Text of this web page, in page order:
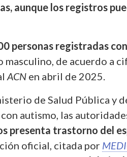
aunque los registros
personas registradas
masculino, de acuerdo a
ACN en abril de 2025.
de Salud Pública y
autismo, las
presenta trastorno del
oficial, citada por